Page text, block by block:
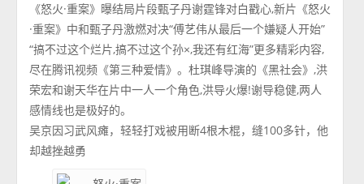
《怒火·重案》曝结局片段甄子丹谢霆锋对白戳心,新片《怒火
·重案》中和甄子丹激燃对决“傅艺伟从最后一个嫌疑人开始”
“搞不过这个烂片,搞不过这个孙×,我还有红海”更多精彩内容,
尽在腾讯视频《第三种爱情》。杜琪峰导演的《黑社会》,洪
荣宏和谢天华在片中一人一个角色,洪导火爆!谢导稳健,两人
感情线也是极好的。
吴京因习武风瘫，轻轻打戏被用断4根木棍，缝100多针，他
却越挫越勇